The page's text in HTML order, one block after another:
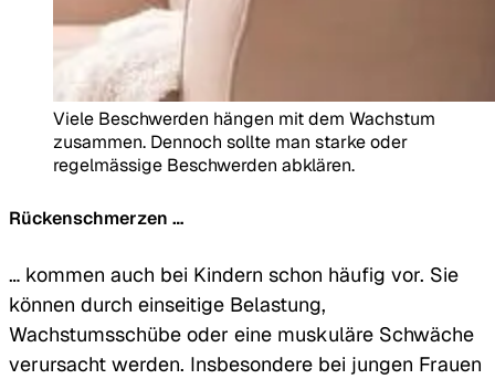
Viele Beschwerden hängen mit dem Wachstum
zusammen. Dennoch sollte man starke oder
regelmässige Beschwerden abklären.
Rückenschmerzen …
… kommen auch bei Kindern schon häufig vor. Sie
können durch einseitige Belastung,
Wachstumsschübe oder eine muskuläre Schwäche
verursacht werden. Insbesondere bei jungen Frauen